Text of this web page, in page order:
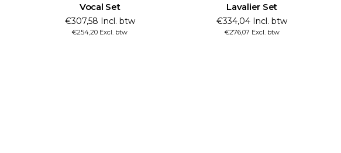
Vocal Set
€307,58 Incl. btw
€254,20 Excl. btw
Lavalier Set
€334,04 Incl. btw
€276,07 Excl. btw